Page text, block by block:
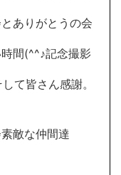
ありがとうの会
間(^^♪記念撮影
て皆さん感謝。
敵な仲間達